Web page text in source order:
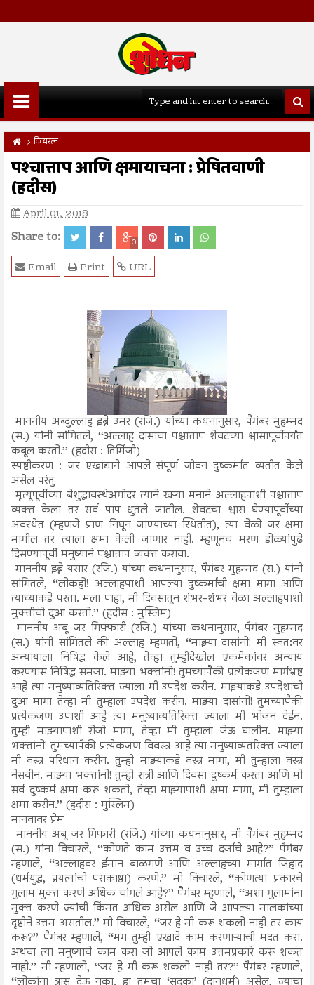
दिव्यरत्न
पश्चात्ताप आणि क्षमायाचना : प्रेषितवाणी
(हदीस)
April 01, 2018
Share to: 0
URL
Print
Email
माननीय अब्दुल्लाह इब्ने उमर (रजि.) यांच्या कथनानुसार, पैगंबर मुहम्मद
(स.) यांनी सांगितले, ‘‘अल्लाह दासाचा पश्चात्ताप शेवटच्या श्वासापूर्वीपर्यंत
कबूल करतो.’’ (हदीस : तिर्मिजी)
स्पष्टीकरण : जर एखाद्याने आपले संपूर्ण जीवन दुष्कर्मांत व्यतीत केले
असेल परंतु
मृत्यूपूर्वीच्या बेशुद्धावस्थेअगोदर त्याने खऱ्या मनाने अल्लाहपाशी पश्चात्ताप
व्यक्त केला तर सर्व पाप धुतले जातील. शेवटचा श्वास घेण्यापूर्वीच्या
अवस्थेत (म्हणजे प्राण निघून जाण्याच्या स्थितीत), त्या वेळी जर क्षमा
मागील तर त्याला क्षमा केली जाणार नाही. म्हणूनच मरण डोळ्यांपुढे
दिसण्यापूर्वी मनुष्याने पश्चात्ताप व्यक्त करावा.
माननीय इब्ने यसार (रजि.) यांच्या कथनानुसार, पैगंबर मुहम्मद (स.) यांनी
सांगितले, ‘‘लोकहो! अल्लाहपाशी आपल्या दुष्कर्मांची क्षमा मागा आणि
त्याच्याकडे परता. मला पाहा, मी दिवसातून शंभर-शंभर वेळा अल्लाहपाशी
मुक्तीची दुआ करतो.’’ (हदीस : मुस्लिम)
माननीय अबू जर गिफ्फारी (रजि.) यांच्या कथनानुसार, पैगंबर मुहम्मद
(स.) यांनी सांगितले की अल्लाह म्हणतो, ‘‘माझ्या दासांनो! मी स्वत:वर
अन्यायाला निषिद्ध केले आहे, तेव्हा तुम्हीदेखील एकमेकांवर अन्याय
करण्यास निषिद्ध समजा. माझ्या भक्तांनो! तुमच्यापैकी प्रत्येकजण मार्गभ्रष्ट
आहे त्या मनुष्याव्यतिरिक्त ज्याला मी उपदेश करीन. माझ्याकडे उपदेशाची
दुआ मागा तेव्हा मी तुम्हाला उपदेश करीन. माझ्या दासांनो! तुमच्यापैकी
प्रत्येकजण उपाशी आहे त्या मनुष्याव्यतिरिक्त ज्याला मी भोजन देईन.
तुम्ही माझ्यापाशी रोजी मागा, तेव्हा मी तुम्हाला जेऊ घालीन. माझ्या
भक्तांनो! तुमच्यापैकी प्रत्येकजण विवस्त्र आहे त्या मनुष्याव्यतरिक्त ज्याला
मी वस्त्र परिधान करीन. तुम्ही माझ्याकडे वस्त्र मागा, मी तुम्हाला वस्त्र
नेसवीन. माझ्या भक्तांनो! तुम्ही रात्री आणि दिवसा दुष्कर्म करता आणि मी
सर्व दुष्कर्म क्षमा करू शकतो, तेव्हा माझ्यापाशी क्षमा मागा, मी तुम्हाला
क्षमा करीन.’’ (हदीस : मुस्लिम)
मानवावर प्रेम
माननीय अबू जर गिफारी (रजि.) यांच्या कथनानुसार, मी पैगंबर मुहम्मद
(स.) यांना विचारले, ‘‘कोणते काम उत्तम व उच्च दर्जाचे आहे?’’ पैगंबर
म्हणाले, ‘‘अल्लाहवर ईमान बाळगणे आणि अल्लाहच्या मार्गात जिहाद
(धर्मयुद्ध, प्रयत्नांची पराकाष्ठा) करणे.’’ मी विचारले, ‘‘कोणत्या प्रकारचे
गुलाम मुक्त करणे अधिक चांगले आहे?’’ पैगंबर म्हणाले, ‘‘अशा गुलामांना
मुक्त करणे ज्यांची किंमत अधिक असेल आणि जे आपल्या मालकांच्या
दृष्टीने उत्तम असतील.’’ मी विचारले, ‘‘जर हे मी करू शकलो नाही तर काय
करू?’’ पैगंबर म्हणाले, ‘‘मग तुम्ही एखादे काम करणाऱ्याची मदत करा.
अथवा त्या मनुष्याचे काम करा जो आपले काम उत्तमप्रकारे करू शकत
नाही.’’ मी म्हणालो, ‘‘जर हे मी करू शकलो नाही तर?’’ पैगंबर म्हणाले,